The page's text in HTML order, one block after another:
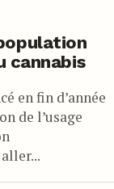
cannabis
en fin d’année
de l’usage